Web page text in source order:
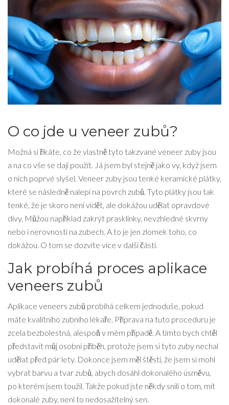
O co jde u veneer zubů?
Možná si říkáte, co že vlastně tyto takzvané veneer zuby jsou
a na co vše se dají použít. Já jsem byl stejně jako vy, když jsem
o nich poprvé slyšel. Veneer zuby jsou tenké keramické plátky,
které se následně nalepí na povrch zubů. Tyto plátky jsou tak
tenké, že je skoro není vidět, ale dokážou udělat opravdové
divy. Můžou například zakrýt prasklinky, nevzhledné skvrny
nebo i nerovnosti na zubech. A to je jen zlomek toho, co
dokážou. O tom se dozvíte více v další části.
Jak probíhá proces aplikace
veneers zubů
Aplikace veneers zubů probíhá celkem jednoduše, pokud
máte kvalitního zubního lékaře. Příprava na tuto proceduru je
zcela bezbolestná, alespoň v mém případě. A tímto bych chtěl
představit můj osobní příběh, protože jsem si tyto zuby nechal
udělat před pár lety. Dokonce jsem měl štěstí, že jsem si mohl
vybrat barvu a tvar zubů, abych dosáhl dokonalého úsměvu,
po kterém jsem toužil. Takže pokud jste někdy snili o tom, mít
dokonalé zuby, není to nedosažitelný sen.